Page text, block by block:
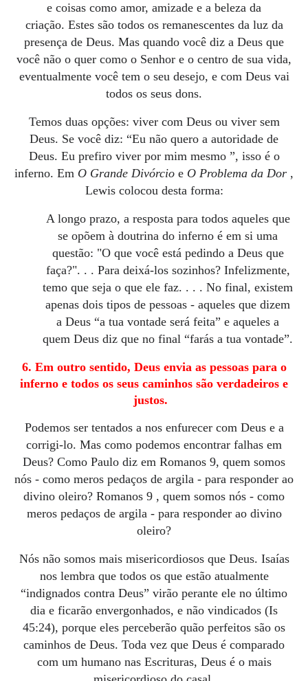
e coisas como amor, amizade e a beleza da
criação. Estes são todos os remanescentes da luz da
presença de Deus. Mas quando você diz a Deus que
você não o quer como o Senhor e o centro de sua vida,
eventualmente você tem o seu desejo, e com Deus vai
todos os seus dons.
Temos duas opções: viver com Deus ou viver sem
Deus. Se você diz: “Eu não quero a autoridade de
Deus. Eu prefiro viver por mim mesmo ”, isso é o
inferno. Em O Grande Divórcio e O Problema da Dor ,
Lewis colocou desta forma:
A longo prazo, a resposta para todos aqueles que
se opõem à doutrina do inferno é em si uma
questão: "O que você está pedindo a Deus que
faça?". . . Para deixá-los sozinhos? Infelizmente,
temo que seja o que ele faz. . . . No final, existem
apenas dois tipos de pessoas - aqueles que dizem
a Deus “a tua vontade será feita” e aqueles a
quem Deus diz que no final “farás a tua vontade”.
6. Em outro sentido, Deus envia as pessoas para o
inferno e todos os seus caminhos são verdadeiros e
justos.
Podemos ser tentados a nos enfurecer com Deus e a
corrigi-lo. Mas como podemos encontrar falhas em
Deus? Como Paulo diz em Romanos 9, quem somos
nós - como meros pedaços de argila - para responder ao
divino oleiro? Romanos 9 , quem somos nós - como
meros pedaços de argila - para responder ao divino
oleiro?
Nós não somos mais misericordiosos que Deus. Isaías
nos lembra que todos os que estão atualmente
“indignados contra Deus” virão perante ele no último
dia e ficarão envergonhados, e não vindicados (Is
45:24), porque eles perceberão quão perfeitos são os
caminhos de Deus. Toda vez que Deus é comparado
com um humano nas Escrituras, Deus é o mais